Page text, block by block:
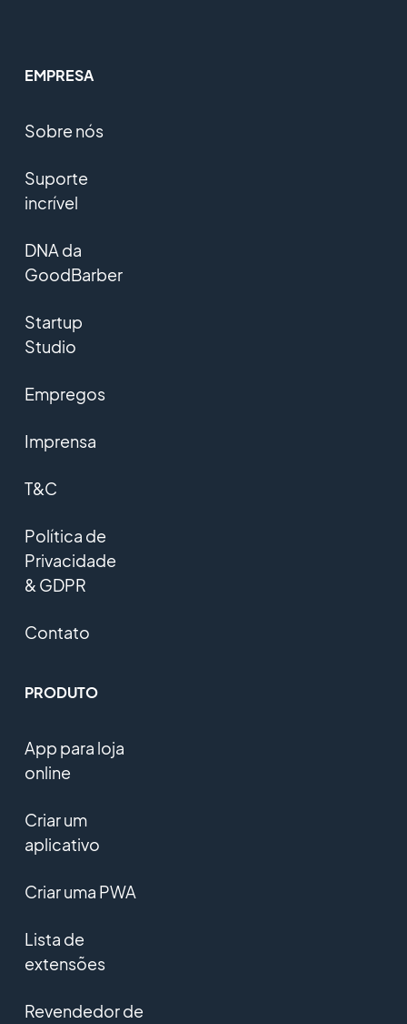
EMPRESA
Sobre nós
Suporte
incrível
DNA da
GoodBarber
Startup
Studio
Empregos
Imprensa
T&C
Política de
Privacidade
& GDPR
Contato
PRODUTO
App para loja
online
Criar um
aplicativo
Criar uma PWA
Lista de
extensões
Revendedor de